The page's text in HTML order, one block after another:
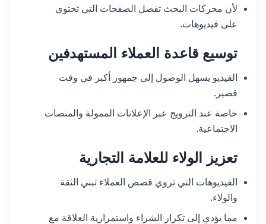
لأن محركات البحث تفضل الصفحات التي تحتوي
على فيديوهات.
توسيع قاعدة العملاء المستهدفين
الفيديو يسهل الوصول إلى جمهور أكبر في وقت
قصير.
خاصة عند الترويج عبر الإعلانات الممولة والمنصات
الاجتماعية.
تعزيز الولاء للعلامة التجارية
الفيديوهات التي تروي قصص العملاء تبني الثقة
والولاء.
مما يؤدي إلى تكرار الشراء واستمرارية العلاقة مع